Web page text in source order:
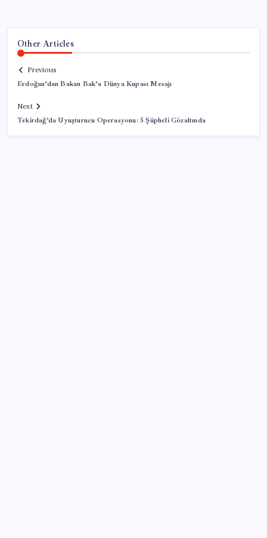
Other Articles
Previous
Erdoğan’dan Bakan Bak’a Dünya Kupası Mesajı
Next
Tekirdağ’da Uyuşturucu Operasyonu: 5 Şüpheli Gözaltında